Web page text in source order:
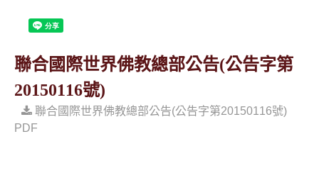
聯合國際世界佛教總部公告(公告字第
20150116號)
聯合國際世界佛教總部公告(公告字第20150116號)
PDF